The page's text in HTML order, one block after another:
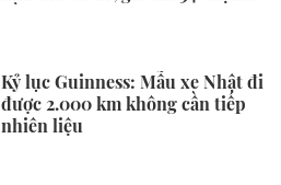
Kỷ lục Guinness: Mẫu xe Nhật đi
được 2.000 km không cần tiếp
nhiên liệu